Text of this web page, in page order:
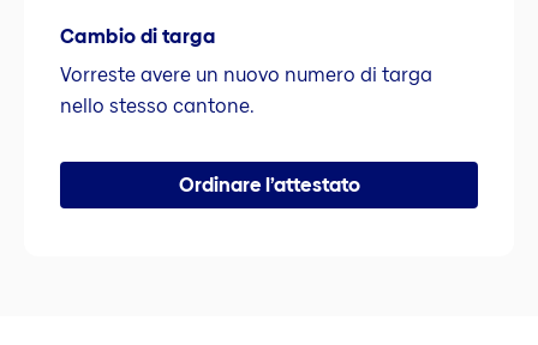
Cambio di targa
Vorreste avere un nuovo numero di targa
nello stesso cantone.
Ordinare l’attestato